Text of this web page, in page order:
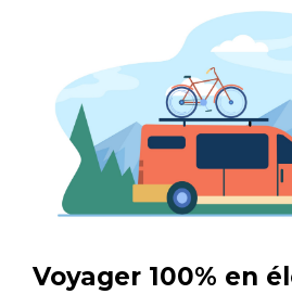
Voyager 100% en